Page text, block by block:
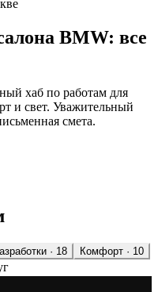
BMW: все
хаб по работам для
и свет. Уважительный
смета.
· 18 Комфорт · 10